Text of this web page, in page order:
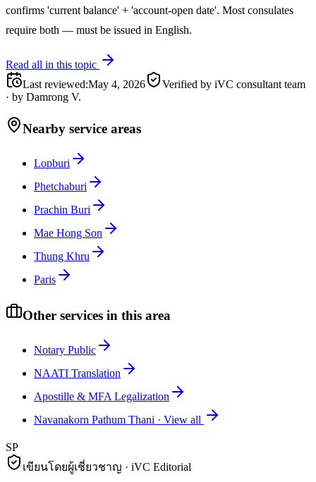
confirms 'current balance' + 'account-open date'. Most consulates
require both — must be issued in English.
Read all in this topic
Last reviewed:May 4, 2026
Verified by iVC consultant team
· by Damrong V.
Nearby service areas
Lopburi
Phetchaburi
Prachin Buri
Mae Hong Son
Thung Khru
Paris
Other services in this area
Notary Public
NAATI Translation
Apostille & MFA Legalization
Navanakorn Pathum Thani · View all
SP
เขียนโดยผู้เชี่ยวชาญ · iVC Editorial